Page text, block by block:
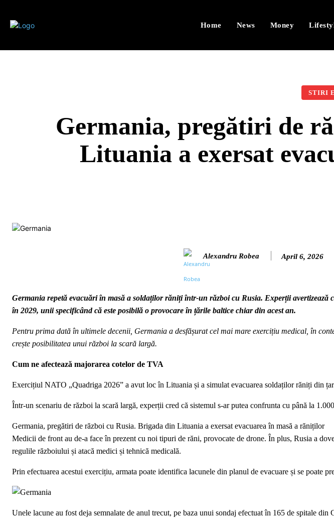
Home News Money
STIRI
Germania, pregătiri de
Lituania a exersat
Alexandru Robea April 6, 2026
Germania repetă evacuări în masă a soldaților răniți într-un război cu Rusia. Experții
în 2029, unii specificând că este posibilă o provocare în țările baltice chiar din acest an.
Pentru prima dată în ultimele decenii, Germania a desfășurat cel mai mare exercițiu medical, în
crește posibilitatea unui război la scară largă.
Cum ne afectează majorarea cotelor de TVA
Exercițiul NATO „Quadriga 2026” a avut loc în Lituania și a simulat evacuarea soldaților răniți din
Într-un scenariu de război la scară largă, experții cred că sistemul s-ar putea confrunta cu până la
Germania, pregătiri de război cu Rusia. Brigada din Lituania a exersat evacuarea în masă a răniților
Medicii de front au de-a face în prezent cu noi tipuri de răni, provocate de drone. În plus, Rusia a
regulile războiului și atacă medici și tehnică medicală.
Prin efectuarea acestui exercițiu, armata poate identifica lacunele din planul de evacuare și se poate
Unele lacune au fost deja semnalate de anul trecut, pe baza unui sondaj efectuat în 165 de spitale din